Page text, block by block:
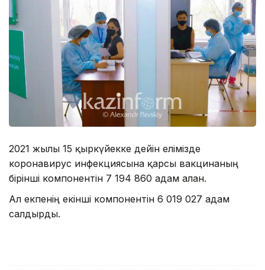
2021 жылғы 15 қыркүйекке дейін елімізде
коронавирус инфекциясына қарсы вакцинаның
бірінші компонентін 7 194 860 адам алған.
Ал екпенің екінші компонентін 6 019 027 адам
салдырды.